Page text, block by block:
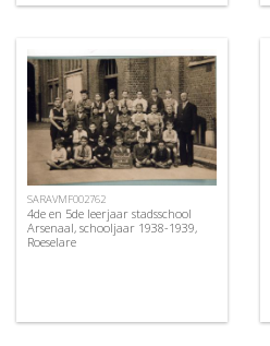
SARAVMF002762
4de en 5de leerjaar stadsschool
Arsenaal, schooljaar 1938-1939,
Roeselare